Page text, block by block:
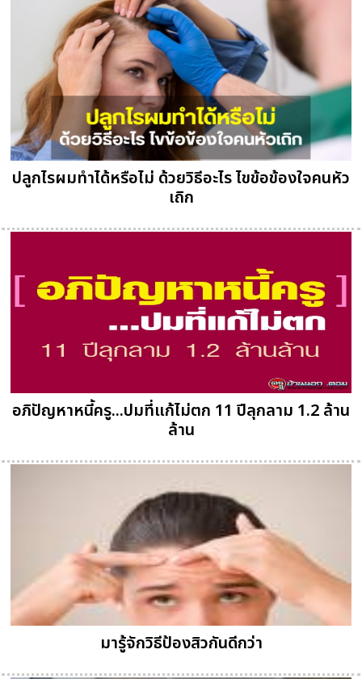
ปลูกไรผมทำได้หรือไม่ ด้วยวิธีอะไร ไขข้อข้องใจคนหัว
เถิก
อภิปัญหาหนี้ครู...ปมที่แก้ไม่ตก 11 ปีลุกลาม 1.2 ล้าน
ล้าน
มารู้จักวิธีป้องสิวกันดีกว่า